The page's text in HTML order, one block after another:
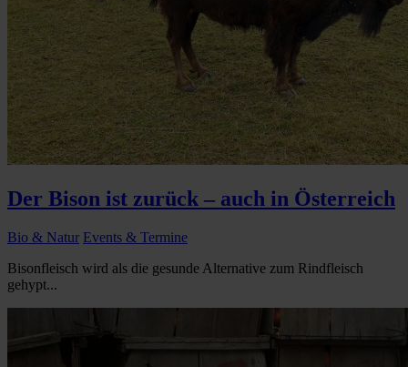
Der Bison ist zurück – auch in Österreich
Bio & Natur Events & Termine
Bisonfleisch wird als die gesunde Alternative zum Rindfleisch
gehypt...